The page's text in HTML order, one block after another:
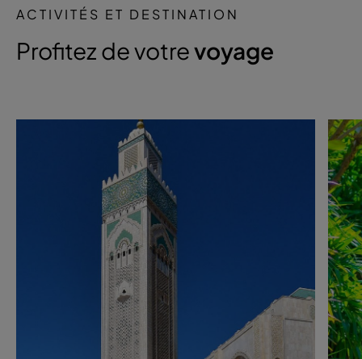
ACTIVITÉS ET DESTINATION
Profitez de votrevoyage